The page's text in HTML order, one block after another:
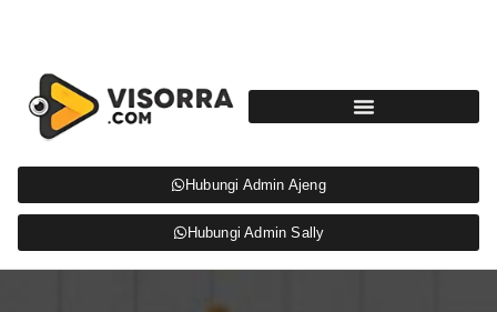
Hubungi Admin Ajeng
Hubungi Admin Sally